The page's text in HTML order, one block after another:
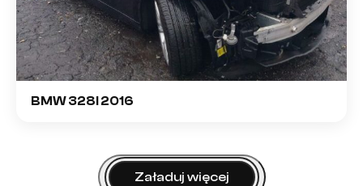
BMW 328I 2016
Załaduj więcej